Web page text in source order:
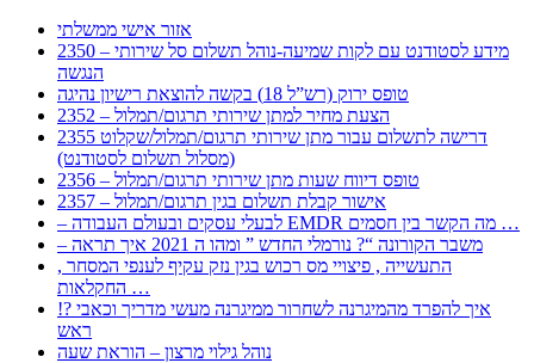
אזור אישי ממשלתי
2350 – מידע לסטודנט עם לקות שמיעה-נוהל תשלום סל שירותי
הנגשה
טופס ירוק (רש”ל 18) בקשה להוצאת רישיון נהיגה
2352 – הצעת מחיר למתן שירותי תרגום/תמלול
2355 דרישה לתשלום עבור מתן שירותי תרגום/תמלול/שקלוט
(מסלול תשלום לסטודנט)
2356 – טופס דיווח שעות מתן שירותי תרגום/תמלול
2357 – אישור קבלת תשלום בגין תרגום/תמלול
– לבעלי עסקים ובעולם העבודה EMDR מה הקשר בין חסמים …
– משבר הקורונה “? נורמלי החדש ” ומהו ה 2021 איך תראה
, התעשייה , פיצויי מס רכוש בגין נזק עקיף לענפי המסחר
החקלאות …
!? איך להפרד מהמיגרנה לשחרור ממיגרנה מעשי מדריך וכאבי
ראש
נוהל גילוי מרצון – הוראת שעה